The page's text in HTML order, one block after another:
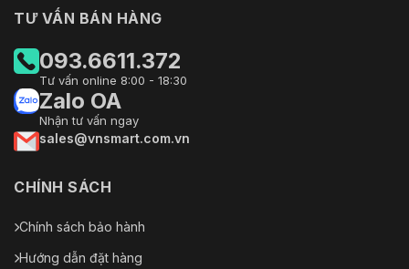
TƯ VẤN BÁN HÀNG
093.6611.372
Tư vấn online 8:00 - 18:30
Zalo OA
Nhận tư vấn ngay
sales@vnsmart.com.vn
CHÍNH SÁCH
Chính sách bảo hành
Hướng dẫn đặt hàng